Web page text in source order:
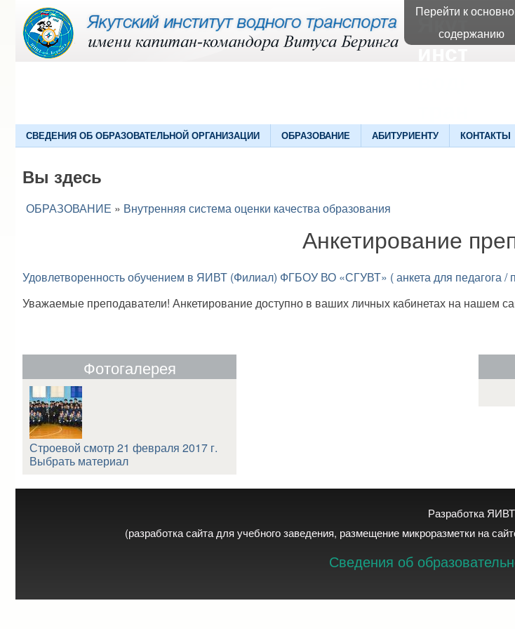
Перейти к
содержанию
СВЕДЕНИЯ ОБ ОБРАЗОВАТЕЛЬНОЙ ОРГАНИЗАЦИИ ОБРАЗОВАНИЕ АБИТУРИЕНТУ КОНТАКТЫ
Вы здесь
ОБРАЗОВАНИЕ » Внутренняя система оценки качества образования
Анкетирование
Удовлетворенность обучением в ЯИВТ (Филиал) ФГБОУ ВО «СГУВТ» ( анкета для педагога /
Уважаемые преподаватели! Анкетирование доступно в ваших личных кабинетах на нашем
Фотогалерея
Строевой смотр 21 февраля 2017 г.
Выбрать материал
Разработка ЯИВТ
(разработка сайта для учебного заведения, размещение микроразметки на
Сведения об